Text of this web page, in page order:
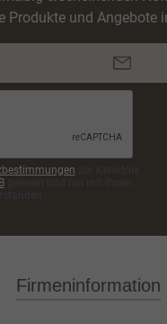
Produkte und Angebote
gelesen und bin mit ihnen
Firmeninformation